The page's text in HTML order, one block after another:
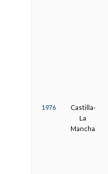
1976
Castilla-
La
Mancha